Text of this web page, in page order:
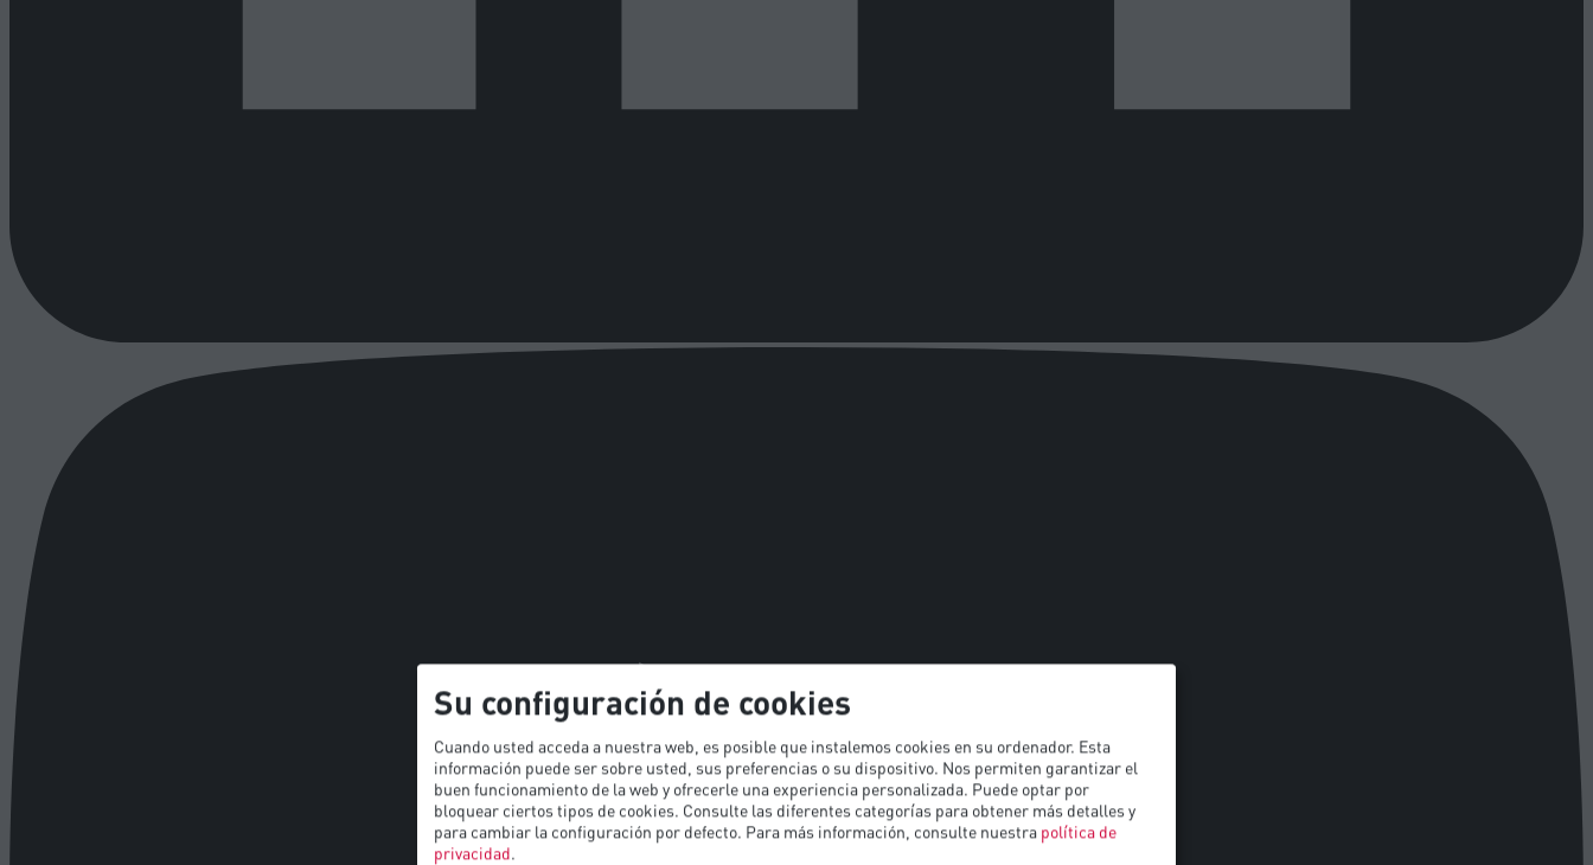
Su configuración de cookies
Cuando usted acceda a nuestra web, es posible que instalemos cookies en su ordenador. Esta
información puede ser sobre usted, sus preferencias o su dispositivo. Nos permiten garantizar el
buen funcionamiento de la web y ofrecerle una experiencia personalizada. Puede optar por
bloquear ciertos tipos de cookies. Consulte las diferentes categorías para obtener más detalles y
para cambiar la configuración por defecto. Para más información, consulte nuestra política de
privacidad.